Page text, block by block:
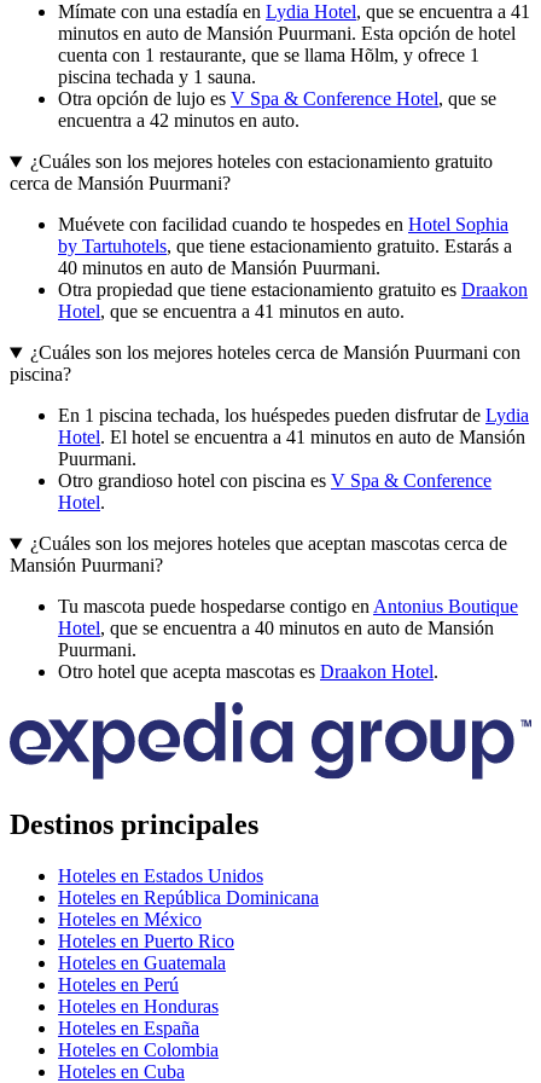
Mímate con una estadía en Lydia Hotel, que se encuentra a 41
minutos en auto de Mansión Puurmani. Esta opción de hotel
cuenta con 1 restaurante, que se llama Hõlm, y ofrece 1
piscina techada y 1 sauna.
Otra opción de lujo es V Spa & Conference Hotel, que se
encuentra a 42 minutos en auto.
¿Cuáles son los mejores hoteles con estacionamiento gratuito
cerca de Mansión Puurmani?
Muévete con facilidad cuando te hospedes en Hotel Sophia
by Tartuhotels, que tiene estacionamiento gratuito. Estarás a
40 minutos en auto de Mansión Puurmani.
Otra propiedad que tiene estacionamiento gratuito es Draakon
Hotel, que se encuentra a 41 minutos en auto.
¿Cuáles son los mejores hoteles cerca de Mansión Puurmani con
piscina?
En 1 piscina techada, los huéspedes pueden disfrutar de Lydia
Hotel. El hotel se encuentra a 41 minutos en auto de Mansión
Puurmani.
Otro grandioso hotel con piscina es V Spa & Conference
Hotel.
¿Cuáles son los mejores hoteles que aceptan mascotas cerca de
Mansión Puurmani?
Tu mascota puede hospedarse contigo en Antonius Boutique
Hotel, que se encuentra a 40 minutos en auto de Mansión
Puurmani.
Otro hotel que acepta mascotas es Draakon Hotel.
Destinos principales
Hoteles en Estados Unidos
Hoteles en República Dominicana
Hoteles en México
Hoteles en Puerto Rico
Hoteles en Guatemala
Hoteles en Perú
Hoteles en Honduras
Hoteles en España
Hoteles en Colombia
Hoteles en Cuba